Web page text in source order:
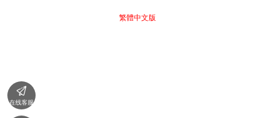
繁體中文版

在线客服